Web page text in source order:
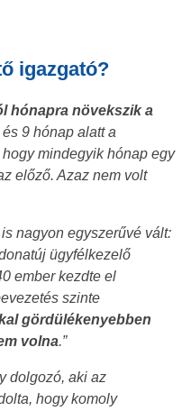
igazgató?
hónapra növekszik a
és 9 hónap alatt a
mindegyik hónap egy
előző. Azaz nem volt
nagyon egyszerűvé vált:
ügyfélkezelő
ember kezdte el
szinte
gördülékenyebben
volna.”
dolgozó, aki az
hogy komoly